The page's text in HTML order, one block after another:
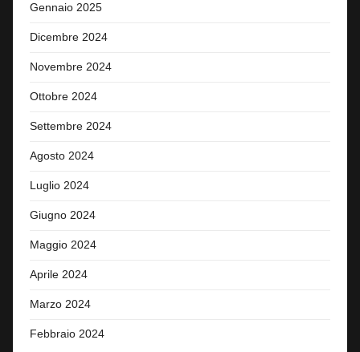
Gennaio 2025
Dicembre 2024
Novembre 2024
Ottobre 2024
Settembre 2024
Agosto 2024
Luglio 2024
Giugno 2024
Maggio 2024
Aprile 2024
Marzo 2024
Febbraio 2024